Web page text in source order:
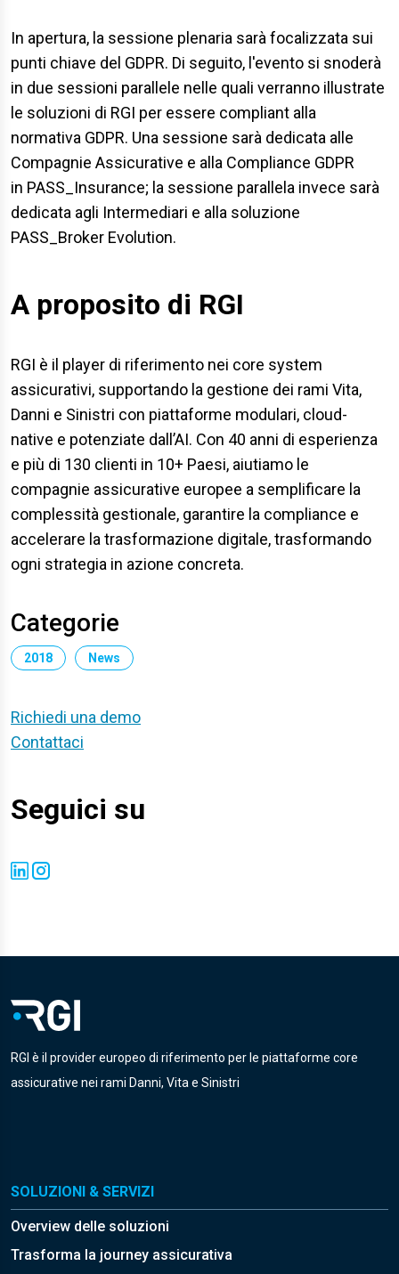
In apertura, la sessione plenaria sarà focalizzata sui
punti chiave del GDPR. Di seguito, l'evento si snoderà
in due sessioni parallele nelle quali verranno illustrate
le soluzioni di RGI per essere compliant alla
normativa GDPR. Una sessione sarà dedicata alle
Compagnie Assicurative e alla Compliance GDPR
in PASS_Insurance; la sessione parallela invece sarà
dedicata agli Intermediari e alla soluzione
PASS_Broker Evolution.
A proposito di RGI
RGI è il player di riferimento nei core system
assicurativi, supportando la gestione dei rami Vita,
Danni e Sinistri con piattaforme modulari, cloud-
native e potenziate dall’AI. Con 40 anni di esperienza
e più di 130 clienti in 10+ Paesi, aiutiamo le
compagnie assicurative europee a semplificare la
complessità gestionale, garantire la compliance e
accelerare la trasformazione digitale, trasformando
ogni strategia in azione concreta.
Categorie
2018 News
Richiedi una demo
Contattaci
Seguici su
RGI è il provider europeo di riferimento per le piattaforme core
assicurative nei rami Danni, Vita e Sinistri
SOLUZIONI & SERVIZI
Overview delle soluzioni
Trasforma la journey assicurativa